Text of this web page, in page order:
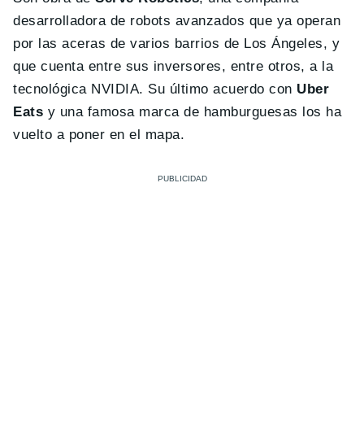
desarrolladora de robots avanzados que ya operan
por las aceras de varios barrios de Los Ángeles, y
que cuenta entre sus inversores, entre otros, a la
tecnológica NVIDIA. Su último acuerdo con Uber
Eats y una famosa marca de hamburguesas los ha
vuelto a poner en el mapa.